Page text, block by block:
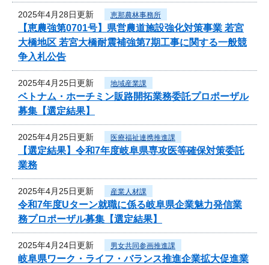
2025年4月28日更新 恵那農林事務所
【恵農強第0701号】県営農道施設強化対策事業 若宮
大橋地区 若宮大橋耐震補強第7期工事に関する一般競
争入札公告
2025年4月25日更新 地域産業課
ベトナム・ホーチミン販路開拓業務委託プロポーザル
募集【選定結果】
2025年4月25日更新 医療福祉連携推進課
【選定結果】令和7年度岐阜県専攻医等確保対策委託
業務
2025年4月25日更新 産業人材課
令和7年度Uターン就職に係る岐阜県企業魅力発信業
務プロポーザル募集【選定結果】
2025年4月24日更新 男女共同参画推進課
岐阜県ワーク・ライフ・バランス推進企業拡大促進業